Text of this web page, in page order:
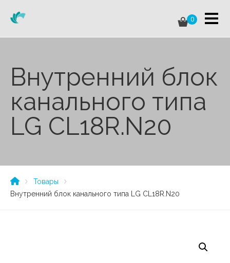
0
Внутренний блок
канального типа
LG CL18R.N20
Товары
Внутренний блок канального типа LG CL18R.N20